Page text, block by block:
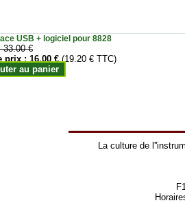
USB + logiciel pour 8828
33.00 €
prix :16.00 € (19.20 € TTC)
au panier
La culture de